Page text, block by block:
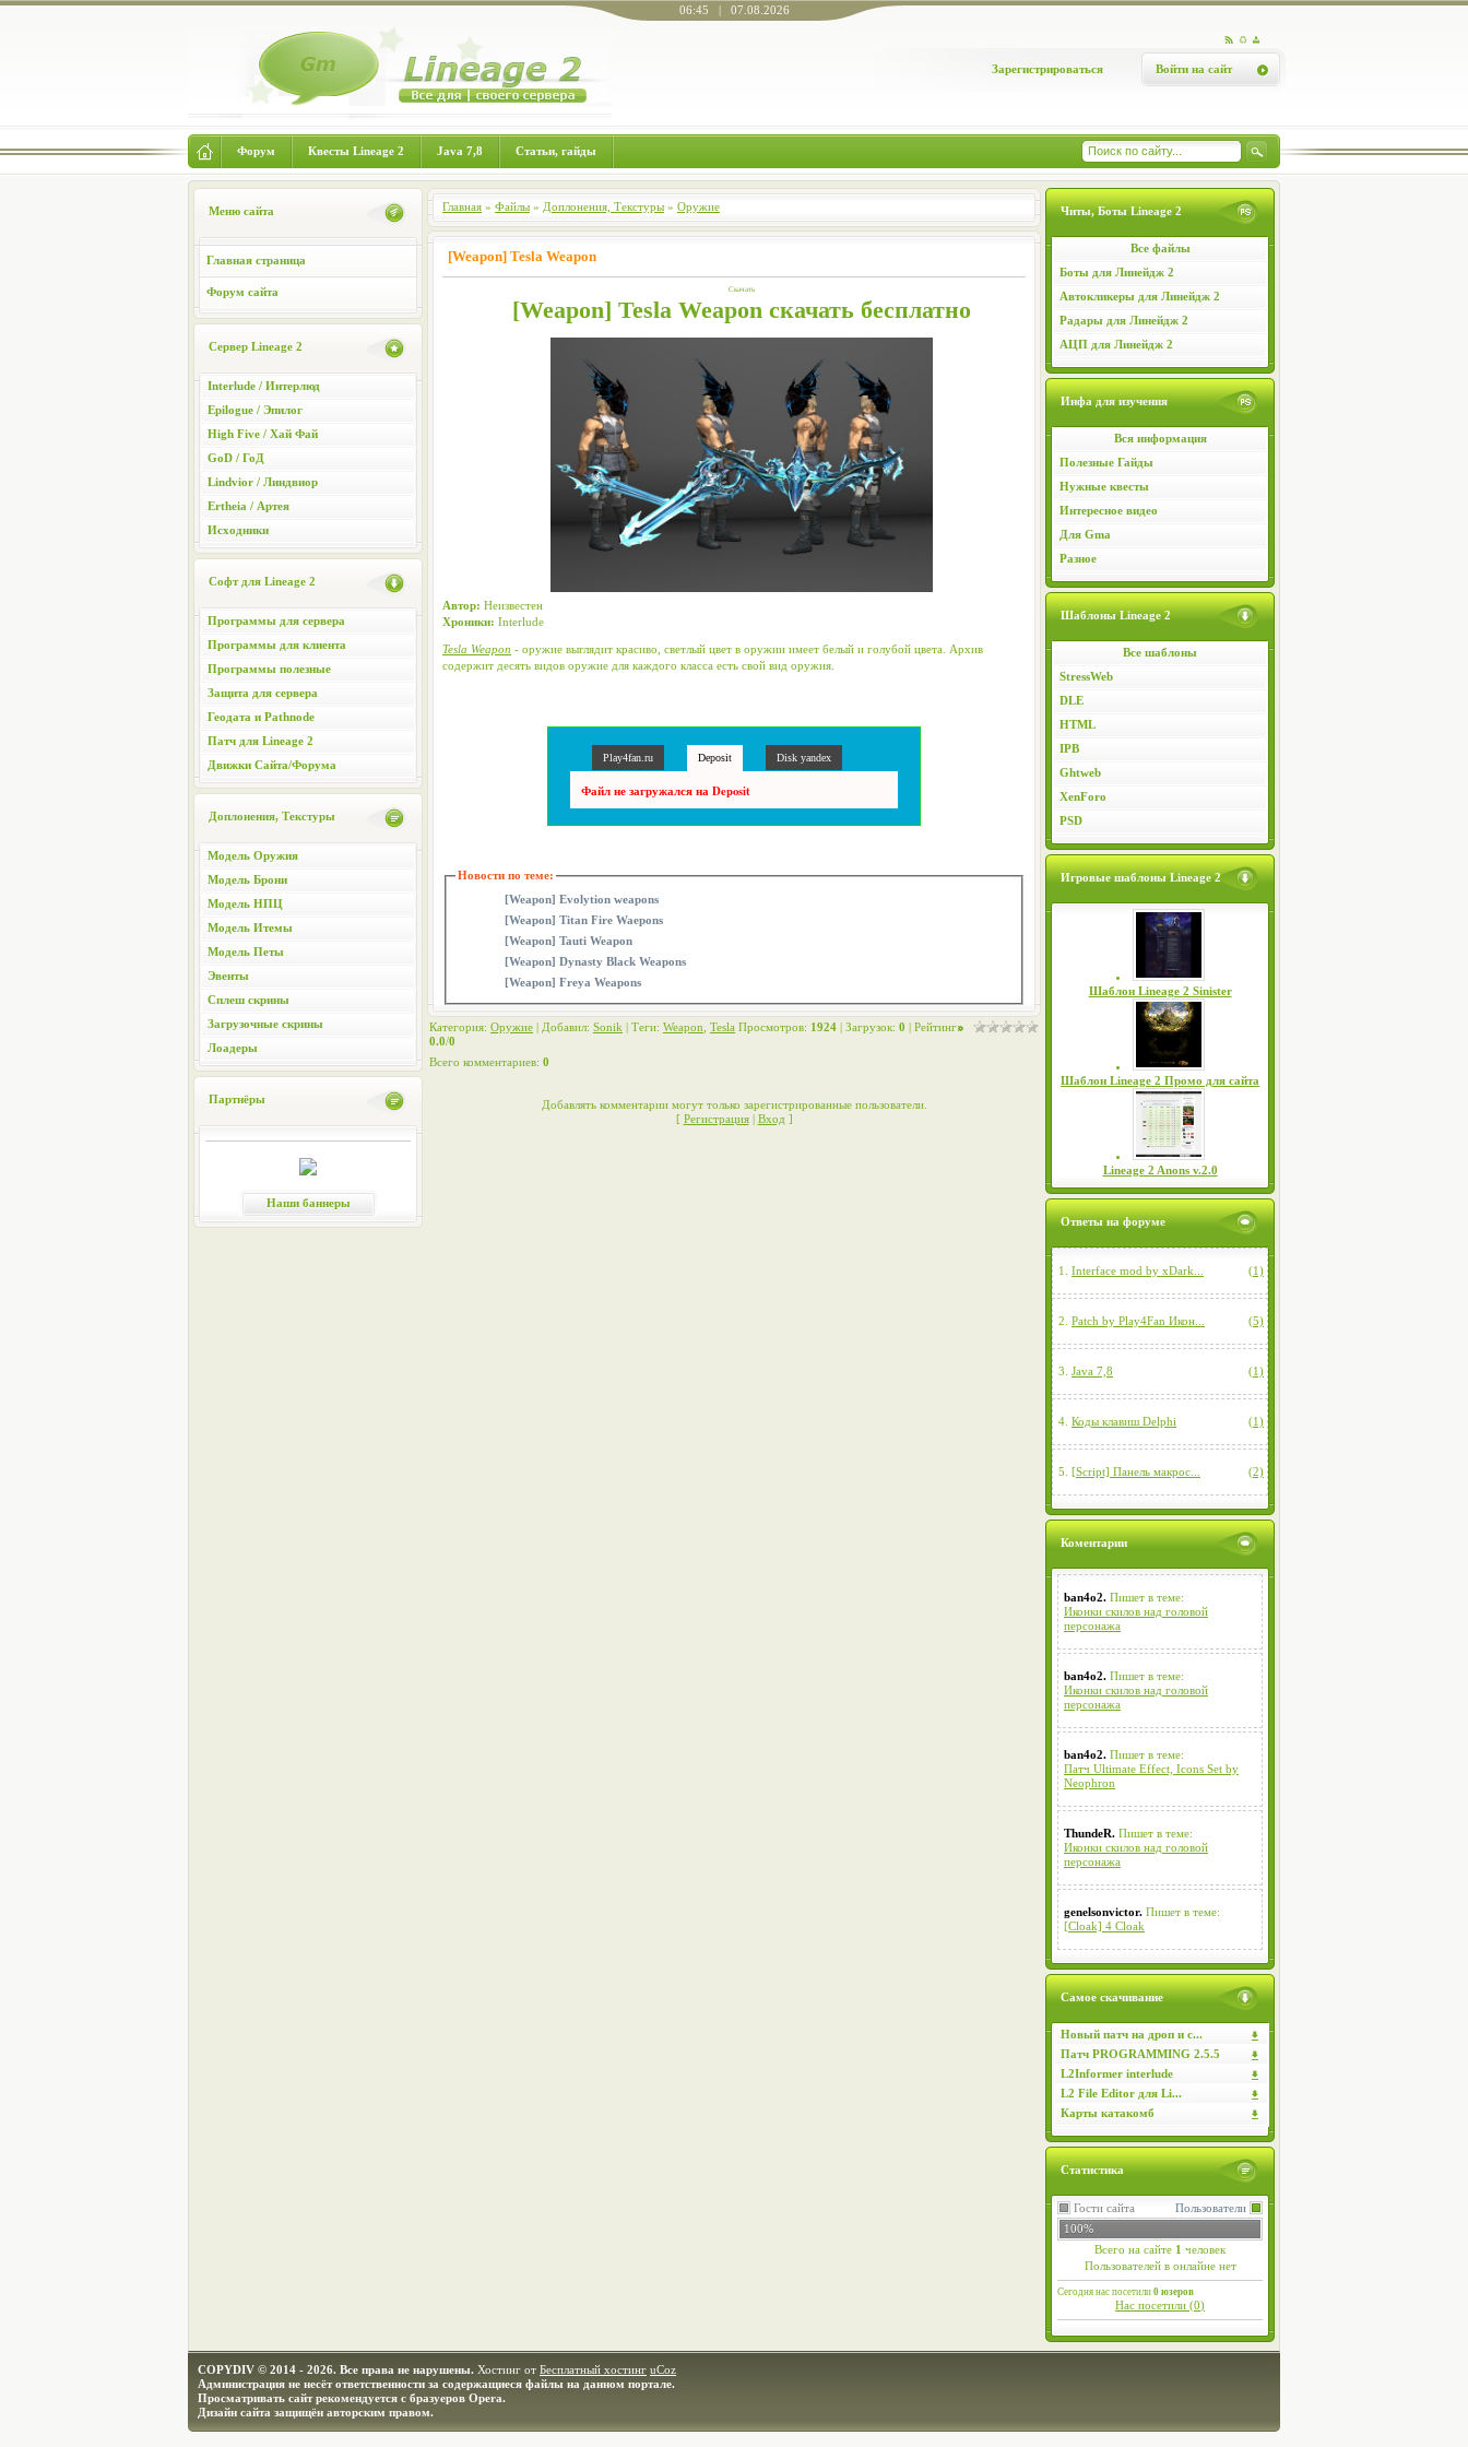
06:45 | 07.08.2026
Войти на сайт
Зарегистрироваться
Форум Квесты Lineage 2 Java 7,8 Статьи, гайды
Меню сайта
Главная страница
Форум сайта
Сервер Lineage 2
Interlude / Интерлюд
Epilogue / Эпилог
High Five / Хай Фай
GoD / ГоД
Lindvior / Линдвиор
Ertheia / Артея
Исходники
Софт для Lineage 2
Программы для сервера
Программы для клиента
Программы полезные
Защита для сервера
Геодата и Pathnode
Патч для Lineage 2
Движки Сайта/Форума
Доплонения, Текстуры
Модель Оружия
Модель Брони
Модель НПЦ
Модель Итемы
Модель Петы
Эвенты
Сплеш скрины
Загрузочные скрины
Лоадеры
Партнёры
Наши баннеры
Читы, Боты Lineage 2
Все файлы
Боты для Линейдж 2
Автокликеры для Линейдж 2
Радары для Линейдж 2
АЦП для Линейдж 2
Инфа для изучения
Вся информация
Полезные Гайды
Нужные квесты
Интересное видео
Для Gma
Разное
Шаблоны Lineage 2
Все шаблоны
StressWeb
DLE
HTML
IPB
Ghtweb
XenForo
PSD
Игровые шаблоны Lineage 2
Шаблон Lineage 2 Sinister
Шаблон Lineage 2 Промо для сайта
Lineage 2 Anons v.2.0
Ответы на форуме
1. Interface mod by xDark... (1)
2. Patch by Play4Fan Икон... (5)
3. Java 7,8 (1)
4. Коды клавиш Delphi (1)
5. [Script] Панель макрос... (2)
Коментарии
ban4o2. Пишет в теме:
Иконки скилов над головой
персонажа
ban4o2. Пишет в теме:
Иконки скилов над головой
персонажа
ban4o2. Пишет в теме:
Патч Ultimate Effect, Icons Set by
Neophron
ThundeR. Пишет в теме:
Иконки скилов над головой
персонажа
genelsonvictor. Пишет в теме:
[Cloak] 4 Cloak
Самое скачивание
Новый патч на дроп и с...
Патч PROGRAMMING 2.5.5
L2Informer interlude
L2 File Editor для Li...
Карты катакомб
Статистика
Пользователи
Гости сайта
100%
Всего на сайте 1 человек
Пользователей в онлайне нет
Сегодня нас посетили 0 юзеров
Нас посетили (0)
Главная » Файлы » Доплонения, Текстуры » Оружие
[Weapon] Tesla Weapon
Скачать
[Weapon] Tesla Weapon скачать бесплатно
Автор: Неизвестен
Хроники: Interlude
Tesla Weapon - оружие выглядит красиво, светлый цвет в оружии имеет белый и голубой цвета. Архив
содержит десять видов оружие для каждого класса есть свой вид оружия.
Play4fan.ru Deposit Disk yandex
Файл не загружался на Deposit
Новости по теме:
[Weapon] Evolytion weapons
[Weapon] Titan Fire Waepons
[Weapon] Tauti Weapon
[Weapon] Dynasty Black Weapons
[Weapon] Freya Weapons
Категория: Оружие | Добавил: Sonik | Теги: Weapon Tesla Просмотров: 1924 | Загрузок: 0 | Рейтинг:
0.0/0
Всего комментариев: 0
Добавлять комментарии могут только зарегистрированные пользователи.
[ Регистрация| Вход ]
COPYDIV © 2014 - 2026. Все права не нарушены. Хостинг от Бесплатный хостинг uCoz
Администрация не несёт ответственности за содержащиеся файлы на данном портале.
Просматривать сайт рекомендуется с бразуеров Opera.
Дизайн сайта защищён авторским правом.